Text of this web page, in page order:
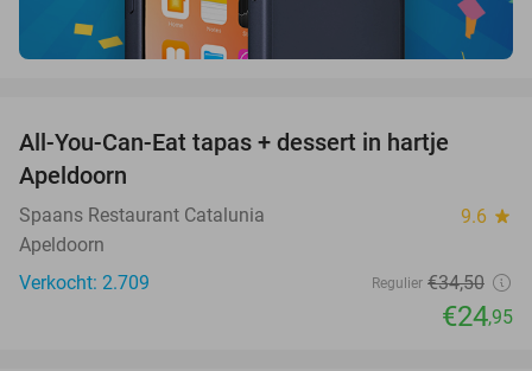
All-You-Can-Eat tapas + dessert in hartje
Apeldoorn
Spaans Restaurant Catalunia 9.6 star
Apeldoorn
Verkocht: 2.709
Regulier €34,50
€24,95